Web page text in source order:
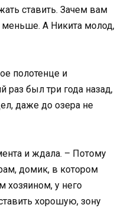
ставить. Зачем вам
меньше. А Никита молод,
полотенце и
раз был три года назад,
даже до озера не
и ждала. – Потому
домик, в котором
хозяином, у него
хорошую, зону